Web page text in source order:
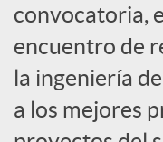
a
l
convocatoria,
encuentro de
la ingeniería
a los mejores